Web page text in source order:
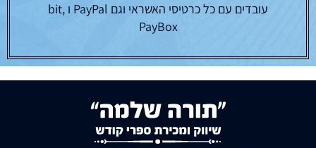
עובדים עם כל כרטיסי האשראי וגם PayPal ו bit,
PayBox